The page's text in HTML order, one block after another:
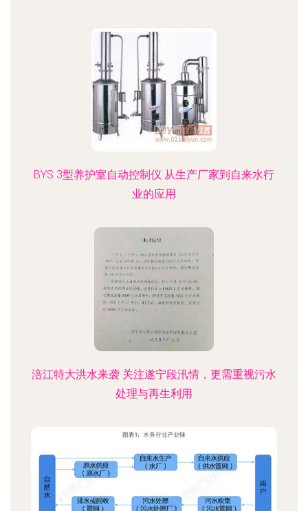
BYS 3型养护室自动控制仪 从生产厂家到自来水行
业的应用
涪江特大洪水来袭 关注遂宁段汛情，更需重视污水
处理与再生利用